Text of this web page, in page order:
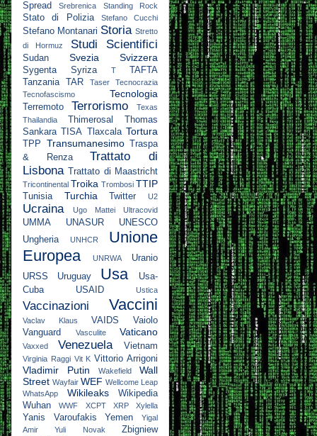
Spread
Srebrenica Standing Rock
Stato di Polizia Stefano Cucchi
Stefano Montanari Storia Stretto
di Hormuz
Studi Scientifici
Sudan Svezia Svizzera
Sygenta Syriza T
TAFTA
Tanzania
TAR Taser
Tecnocrazia
Tecnofascismo
Tecnologia
Terremoto Terrorismo
Texas
Thailandia
Thimerosal
Thomas
Sankara
TISA Tlaxcala Tortura
TPP Transumanesimo
Traspa
& Renza
Trattato di
Lisbona
Trattato di Maastricht
Tricontinental Troika Trombosi TTIP
Tunisia Turchia Twitter U2
Ucraina Ugo Mattei Ultracovid
UMMA UNASUR
UNESCO
Ungheria
UNHCR
Unione
Europea
UNRWA
Uranio
URSS
Uruguay Usa
Usa-
Cuba
USAID Ustica
Vaccinazioni Vaccini
Vaclav Klaus VAIDS
Vaiolo
Vanguard
Vasculite Vaticano
Vaxxed Venezuela Vietnam
Virginia Raggi Vit K Vittorio Arrigoni
Vladimir Putin Wakefield
Wall
Street Wayfair WEF Wellcome Leap
WhatsApp
Wikileaks
Wikipedia
Wuhan
WWF XCPT XRP Xylella
Yanis Varoufakis Yemen
Yigal
Amir
Yuli Novak
Zbigniew